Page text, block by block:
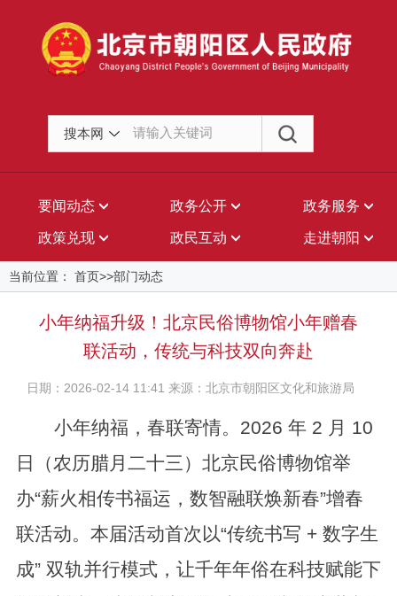
搜本网
要闻动态 政务公开 政务服务
政策兑现 政民互动 走进朝阳
当前位置： 首页>>部门动态
小年纳福升级！北京民俗博物馆小年赠春
联活动，传统与科技双向奔赴
日期：2026-02-14 11:41 来源：北京市朝阳区文化和旅游局
小年纳福，春联寄情。 2026 年 2 月 10
日（农历腊月二十三） 北京民俗博物馆举
办“薪火相传书福运，数智融联焕新春”增春
联活动。本届活动首次以“传统书写 + 数字生
成”双轨并行模式，让千年年俗在科技赋能下